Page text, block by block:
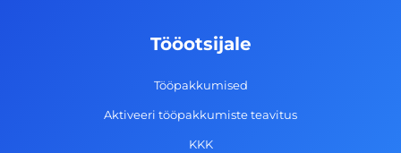
-
g
r
a
m
d
i
n
Tööotsijale
Tööpakkumised
Aktiveeri tööpakkumiste teavitus
KKK